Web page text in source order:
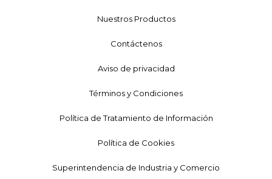
Nuestros Productos
Contáctenos
Aviso de privacidad
Términos y Condiciones
Política de Tratamiento de Información
Política de Cookies
Superintendencia de Industria y Comercio